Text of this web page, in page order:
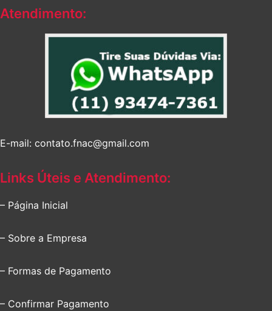
Atendimento:
E-mail: contato.fnac@gmail.com
Links Úteis e Atendimento:
– Página Inicial
– Sobre a Empresa
– Formas de Pagamento
– Confirmar Pagamento